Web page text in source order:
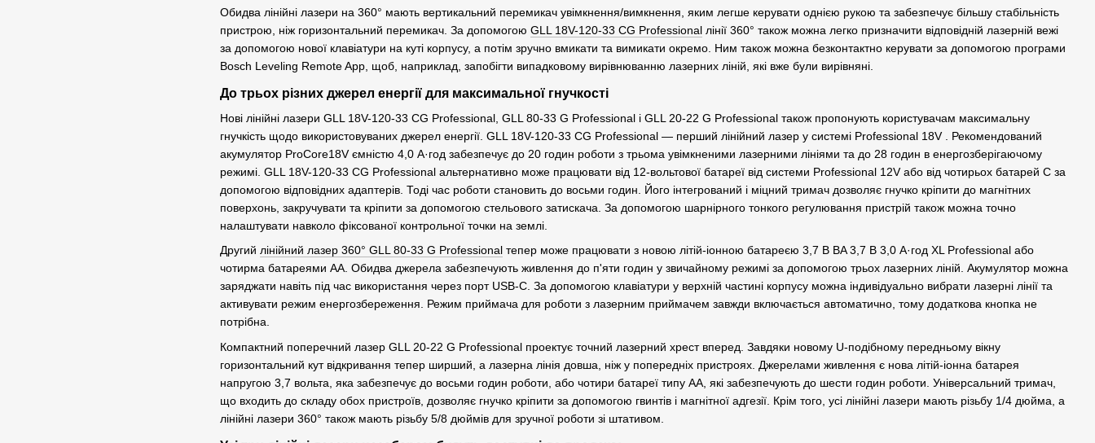
Обидва лінійні лазери на 360° мають вертикальний перемикач увімкнення/вимкнення, яким легше керувати однією рукою та забезпечує більшу стабільність
пристрою, ніж горизонтальний перемикач. За допомогою GLL 18V-120-33 CG Professional лінії 360° також можна легко призначити відповідній лазерній вежі
за допомогою нової клавіатури на куті корпусу, а потім зручно вмикати та вимикати окремо. Ним також можна безконтактно керувати за допомогою програми
Bosch Leveling Remote App, щоб, наприклад, запобігти випадковому вирівнюванню лазерних ліній, які вже були вирівняні.
До трьох різних джерел енергії для максимальної гнучкості
Нові лінійні лазери GLL 18V-120-33 CG Professional, GLL 80-33 G Professional і GLL 20-22 G Professional також пропонують користувачам максимальну
гнучкість щодо використовуваних джерел енергії. GLL 18V-120-33 CG Professional — перший лінійний лазер у системі Professional 18V . Рекомендований
акумулятор ProCore18V ємністю 4,0 А·год забезпечує до 20 годин роботи з трьома увімкненими лазерними лініями та до 28 годин в енергозберігаючому
режимі. GLL 18V-120-33 CG Professional альтернативно може працювати від 12-вольтової батареї від системи Professional 12V або від чотирьох батарей C за
допомогою відповідних адаптерів. Тоді час роботи становить до восьми годин. Його інтегрований і міцний тримач дозволяє гнучко кріпити до магнітних
поверхонь, закручувати та кріпити за допомогою стельового затискача. За допомогою шарнірного тонкого регулювання пристрій також можна точно
налаштувати навколо фіксованої контрольної точки на землі.
Другий лінійний лазер 360° GLL 80-33 G Professional тепер може працювати з новою літій-іонною батареєю 3,7 В BA 3,7 В 3,0 А·год XL Professional або
чотирма батареями AA. Обидва джерела забезпечують живлення до п'яти годин у звичайному режимі за допомогою трьох лазерних ліній. Акумулятор можна
заряджати навіть під час використання через порт USB-C. За допомогою клавіатури у верхній частині корпусу можна індивідуально вибрати лазерні лінії та
активувати режим енергозбереження. Режим приймача для роботи з лазерним приймачем завжди включається автоматично, тому додаткова кнопка не
потрібна.
Компактний поперечний лазер GLL 20-22 G Professional проектує точний лазерний хрест вперед. Завдяки новому U-подібному передньому вікну
горизонтальний кут відкривання тепер ширший, а лазерна лінія довша, ніж у попередніх пристроях. Джерелами живлення є нова літій-іонна батарея
напругою 3,7 вольта, яка забезпечує до восьми годин роботи, або чотири батареї типу АА, які забезпечують до шести годин роботи. Універсальний тримач,
що входить до складу обох пристроїв, дозволяє гнучко кріпити за допомогою гвинтів і магнітної адгезії. Крім того, усі лінійні лазери мають різьбу 1/4 дюйма, а
лінійні лазери 360° також мають різьбу 5/8 дюймів для зручної роботи зі штативом.